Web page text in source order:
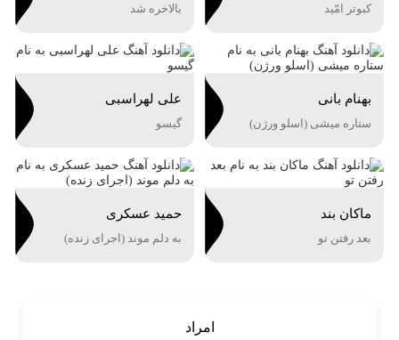
کبوتر امّید بالاخره شد
بهنام بانی
ستاره میشی (اسلو ورژن)
علی لهراسبی
گیسو
ماکان بند
بعد رفتن تو
حمید عسکری
به دلم موند (اجرای زنده)
امراد